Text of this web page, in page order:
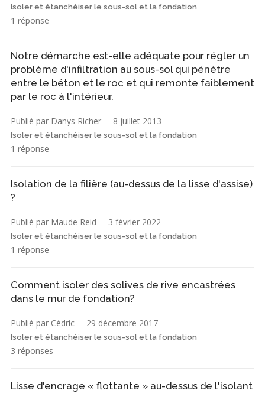
Isoler et étanchéiser le sous-sol et la fondation
1 réponse
Notre démarche est-elle adéquate pour régler un
problème d'infiltration au sous-sol qui pénètre
entre le béton et le roc et qui remonte faiblement
par le roc à l'intérieur.
Publié par Danys Richer 8 juillet 2013
Isoler et étanchéiser le sous-sol et la fondation
1 réponse
Isolation de la filière (au-dessus de la lisse d'assise)
?
Publié par Maude Reid 3 février 2022
Isoler et étanchéiser le sous-sol et la fondation
1 réponse
Comment isoler des solives de rive encastrées
dans le mur de fondation?
Publié par Cédric 29 décembre 2017
Isoler et étanchéiser le sous-sol et la fondation
3 réponses
Lisse d'encrage « flottante » au-dessus de l'isolant